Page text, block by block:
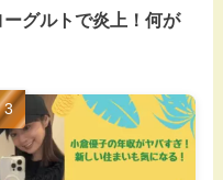
ーグルトで炎上！何が